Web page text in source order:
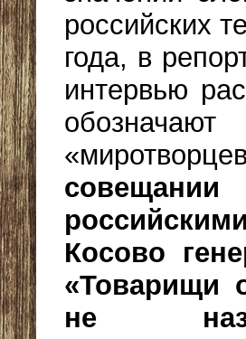
российских
года, в
интервью
Косово
«Товарищи
не